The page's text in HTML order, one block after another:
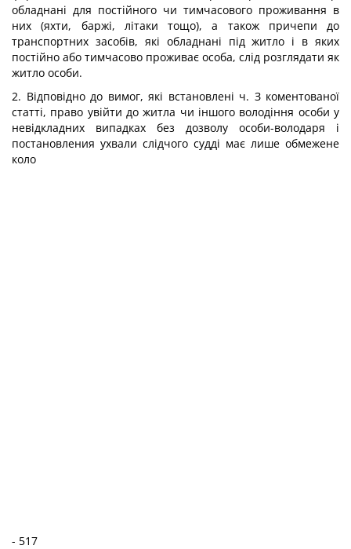
обладнані для постійного чи тимчасового проживання в
них (яхти, баржі, літаки тощо), а також причепи до
транспортних засобів, які обладнані під житло і в яких
постійно або тимчасово проживає особа, слід розглядати як
житло особи.
2. Відповідно до вимог, які встановлені ч. З коментованої
статті, право увійти до житла чи іншого володіння особи у
невідкладних випадках без дозволу особи-володаря і
постановления ухвали слідчого судді має лише обмежене
коло
- 517